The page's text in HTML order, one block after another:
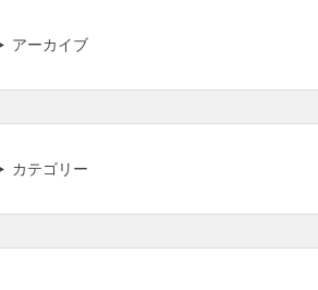
アーカイブ
カテゴリー